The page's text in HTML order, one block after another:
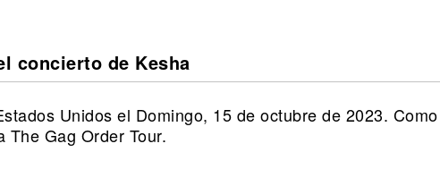
concierto de Kesha
Unidos el Domingo, 15 de octubre de 2023.
The Gag Order Tour.